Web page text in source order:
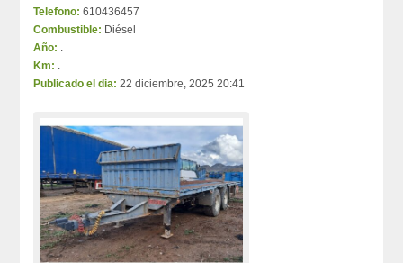
Telefono: 610436457
Combustible: Diésel
Año: .
Km: .
Publicado el dia: 22 diciembre, 2025 20:41